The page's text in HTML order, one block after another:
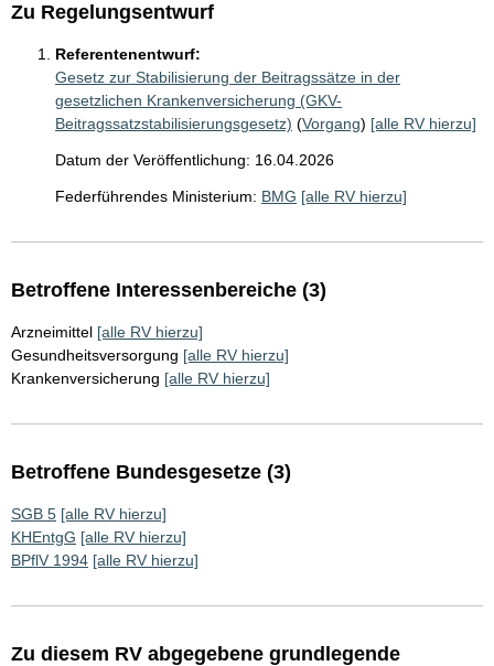
Zu Regelungsentwurf
Referentenentwurf:
Gesetz zur Stabilisierung der Beitragssätze in der
gesetzlichen Krankenversicherung (GKV-
Beitragssatzstabilisierungsgesetz) (Vorgang) [alle RV hierzu]
Datum der Veröffentlichung: 16.04.2026
Federführendes Ministerium: BMG [alle RV hierzu]
Betroffene Interessenbereiche (3)
Arzneimittel [alle RV hierzu]
Gesundheitsversorgung [alle RV hierzu]
Krankenversicherung [alle RV hierzu]
Betroffene Bundesgesetze (3)
SGB 5 [alle RV hierzu]
KHEntgG [alle RV hierzu]
BPflV 1994 [alle RV hierzu]
Zu diesem RV abgegebene grundlegende